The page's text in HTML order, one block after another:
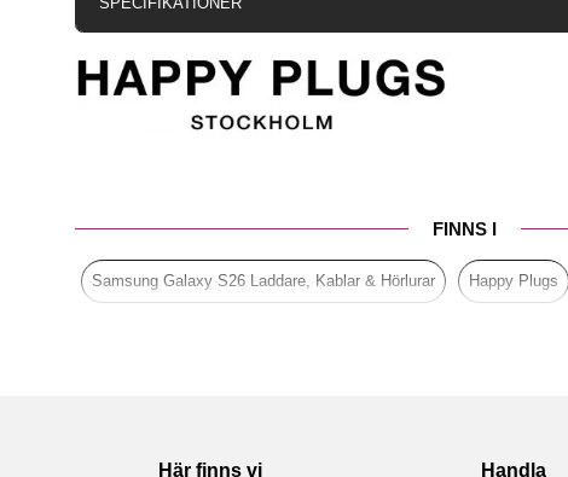
Produkttyp
FINNS I
Samsung Galaxy S26 Laddare, Kablar & Hörlurar Happy Plugs
Här finns vi Handla